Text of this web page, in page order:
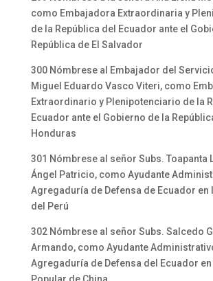
como Embajadora Extraordinaria y
de la República del Ecuador ante el
República de El Salvador
300 Nómbrese al Embajador del
Miguel Eduardo Vasco Viteri, como
Extraordinario y Plenipotenciario de la
Ecuador ante el Gobierno de la
Honduras
301 Nómbrese al señor Subs. Toapanta
Ángel Patricio, como Ayudante
Agregaduría de Defensa de Ecuador en
del Perú
302 Nómbrese al señor Subs. Salcedo
Armando, como Ayudante
Agregaduría de Defensa del Ecuador en